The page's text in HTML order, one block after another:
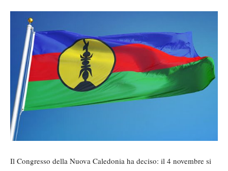
Il Congresso della Nuova Caledonia ha deciso: il 4 novembre si